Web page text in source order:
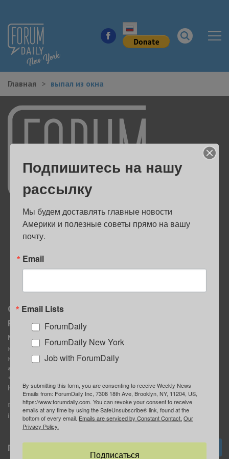
КУДА ПОЙТИ В ГОРОДЕ
ЗДОРОВЬЕ
РАБОТА И БИЗНЕС
ЖИЛЬЕ
ОБРАЗОВАНИЕ
Главная выпал из окна
О нас
Реклама
MediaKit
Контактное лицо:
Марина Баранчук
ad@forumdaily.com
+1 347-604-1261
Наши рекламодатели
E-mail редакции:
info@forumdaily.com
Группа “ИЩУ СОВЕТА”
ForumDaily
Подписка
Подпишитесь на нашу
рассылку
Мы будем доставлять главные новости
Америки и полезные советы прямо на вашу
почту.
Email
Email Lists
ForumDaily
ForumDaily New York
Job with ForumDaily
By submitting this form, you are consenting to receive Weekly News
Emails from: ForumDaily Inc, 7308 18th Ave, Brooklyn, NY, 11204, US,
https://www.forumdaily.com. You can revoke your consent to receive
emails at any time by using the SafeUnsubscribe® link, found at the
bottom of every email. Emails are serviced by Constant Contact. Our
Privacy Policy.
Подписаться